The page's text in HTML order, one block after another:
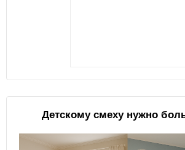
Детскому смеху нужно